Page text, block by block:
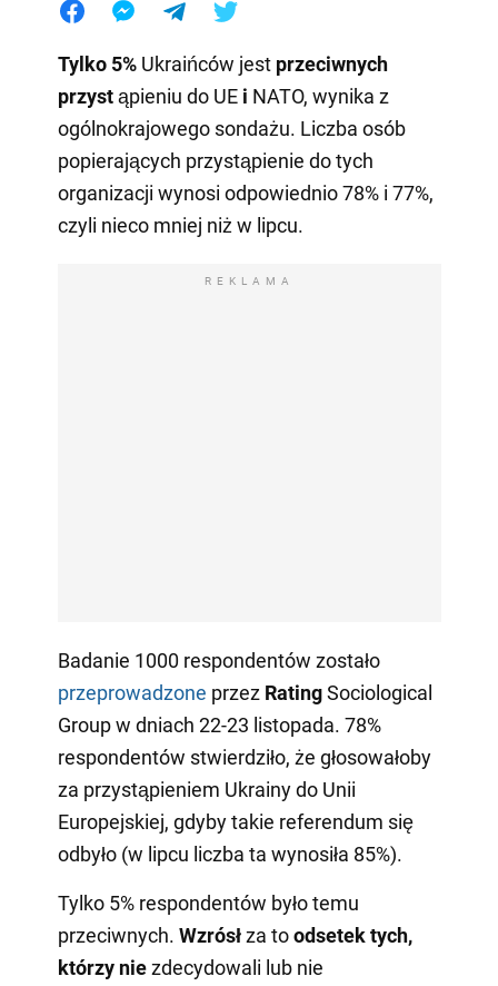
Tylko 5%Ukraińców jest przeciwnych
przystąpieniu do UE i NATO, wynika z
ogólnokrajowego sondażu. Liczba osób
popierających przystąpienie do tych
organizacji wynosi odpowiednio 78% i 77%,
czyli nieco mniej niż w lipcu.
REKLAMA
Badanie 1000 respondentów zostało
przeprowadzone przez RatingSociological
Group w dniach 22-23 listopada. 78%
respondentów stwierdziło, że głosowałoby
za przystąpieniem Ukrainy do Unii
Europejskiej, gdyby takie referendum się
odbyło (w lipcu liczba ta wynosiła 85%).
Tylko 5% respondentów było temu
przeciwnych. Wzrósłza toodsetek tych,
którzy niezdecydowali lub nie